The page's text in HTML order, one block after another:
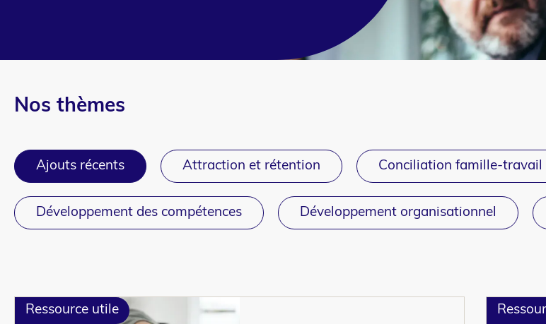
Nos thèmes
Ajouts récents Attraction et rétention Conciliation famille-travail
Développement des compétences Développement organisationnel
Ressource utile